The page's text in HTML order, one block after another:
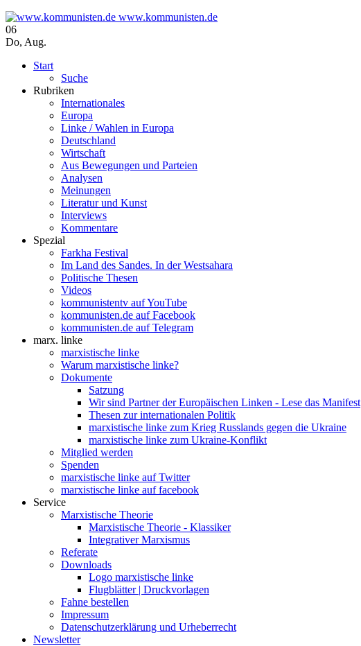
www.kommunisten.de
06
Do, Aug.
Start
Suche
Rubriken
Internationales
Europa
Linke / Wahlen in Europa
Deutschland
Wirtschaft
Aus Bewegungen und Parteien
Analysen
Meinungen
Literatur und Kunst
Interviews
Kommentare
Spezial
Farkha Festival
Im Land des Sandes. In der Westsahara
Politische Thesen
Videos
kommunistentv auf YouTube
kommunisten.de auf Facebook
kommunisten.de auf Telegram
marx. linke
marxistische linke
Warum marxistische linke?
Dokumente
Satzung
Wir sind Partner der Europäischen Linken - Lese das Manifest
Thesen zur internationalen Politik
marxistische linke zum Krieg Russlands gegen die Ukraine
marxistische linke zum Ukraine-Konflikt
Mitglied werden
Spenden
marxistische linke auf Twitter
marxistische linke auf facebook
Service
Marxistische Theorie
Marxistische Theorie - Klassiker
Integrativer Marxismus
Referate
Downloads
Logo marxistische linke
Flugblätter | Druckvorlagen
Fahne bestellen
Impressum
Datenschutzerklärung und Urheberrecht
Newsletter